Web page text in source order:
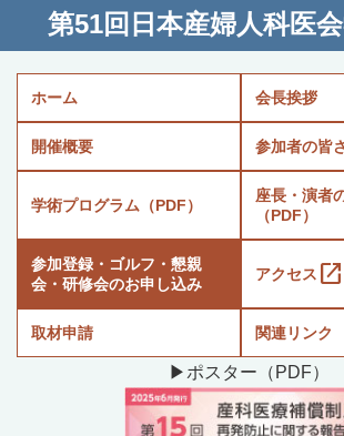
第51回日本産婦人科医
ホーム 会長挨拶
開催概要 参加者の皆
学術プログラム（PDF）
座長・演者
（PDF）
参加登録・ゴルフ・懇親
会・研修会のお申し込み
アクセス open_in_new
取材申請 関連リンク
▶ポスター（PDF）